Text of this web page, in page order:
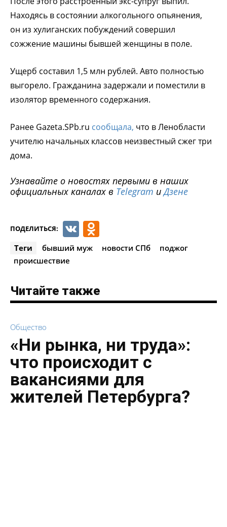
Находясь в состоянии алкогольного опьянения,
он из хулиганских побуждений совершил
сожжение машины бывшей женщины в поле.
Ущерб составил 1,5 млн рублей. Авто полностью
выгорело. Гражданина задержали и поместили в
изолятор временного содержания.
Ранее Gazeta.SPb.ru сообщала, что в Ленобласти
учителю начальных классов неизвестный сжег три
дома.
Узнавайте о новостях первыми в наших
официальных каналах в Telegram иДзене
ПОДЕЛИТЬСЯ: VK
Теги бывший муж новости СПб
поджог
происшествие
Читайте также
Общество
«Ни рынка, ни труда»:
что происходит с
вакансиями для
жителей Петербурга?